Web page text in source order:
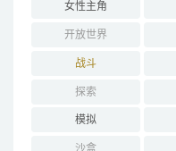
女性主角
开放世界
战斗
探索
模拟
沙盒